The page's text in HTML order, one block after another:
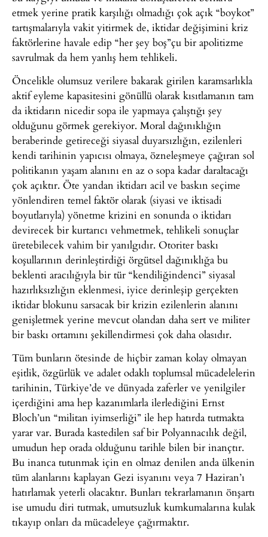
etmek yerine pratik karşılığı olmadığı çok açık “boykot”
tartışmalarıyla vakit yitirmek de, iktidar değişimini kriz
faktörlerine havale edip “her şey boş”çu bir apolitizme
savrulmak da hem yanlış hem tehlikeli.
Öncelikle olumsuz verilere bakarak girilen karamsarlıkla
aktif eyleme kapasitesini gönüllü olarak kısıtlamanın tam
da iktidarın nicedir sopa ile yapmaya çalıştığı şey
olduğunu görmek gerekiyor. Moral dağınıklığın
beraberinde getireceği siyasal duyarsızlığın, ezilenleri
kendi tarihinin yapıcısı olmaya, özneleşmeye çağıran sol
politikanın yaşam alanını en az o sopa kadar daraltacağı
çok açıktır. Öte yandan iktidarı acil ve baskın seçime
yönlendiren temel faktör olarak (siyasi ve iktisadi
boyutlarıyla) yönetme krizini en sonunda o iktidarı
devirecek bir kurtarıcı vehmetmek, tehlikeli sonuçlar
üretebilecek vahim bir yanılgıdır. Otoriter baskı
koşullarının derinleştirdiği örgütsel dağınıklığa bu
beklenti aracılığıyla bir tür “kendiliğindenci” siyasal
hazırlıksızlığın eklenmesi, iyice derinleşip gerçekten
iktidar blokunu sarsacak bir krizin ezilenlerin alanını
genişletmek yerine mevcut olandan daha sert ve militer
bir baskı ortamını şekillendirmesi çok daha olasıdır.
Tüm bunların ötesinde de hiçbir zaman kolay olmayan
eşitlik, özgürlük ve adalet odaklı toplumsal mücadelelerin
tarihinin, Türkiye’de ve dünyada zaferler ve yenilgiler
içerdiğini ama hep kazanımlarla ilerlediğini Ernst
Bloch’un “militan iyimserliği” ile hep hatırda tutmakta
yarar var. Burada kastedilen saf bir Polyannacılık değil,
umudun hep orada olduğunu tarihle bilen bir inançtır.
Bu inanca tutunmak için en olmaz denilen anda ülkenin
tüm alanlarını kaplayan Gezi isyanını veya 7 Haziran’ı
hatırlamak yeterli olacaktır. Bunları tekrarlamanın önşartı
ise umudu diri tutmak, umutsuzluk kumkumalarına kulak
tıkayıp onları da mücadeleye çağırmaktır.